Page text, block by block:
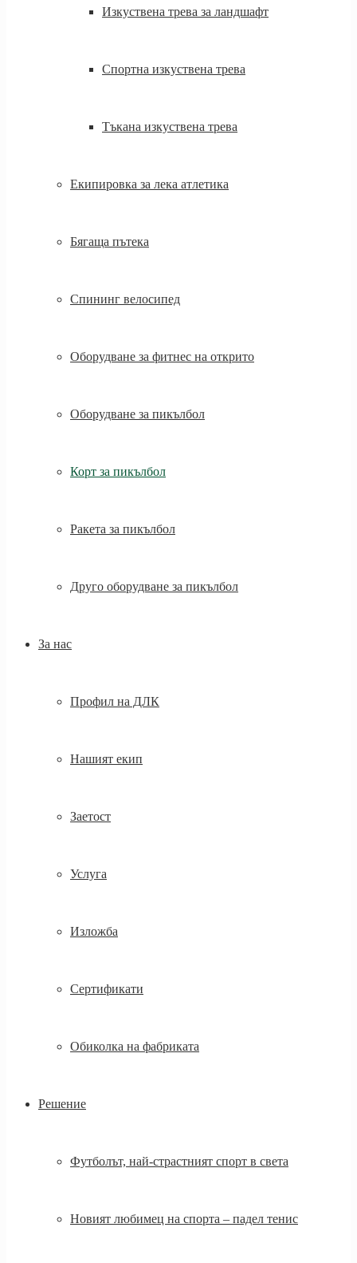
Изкуствена трева за ландшафт
Спортна изкуствена трева
Тъкана изкуствена трева
Екипировка за лека атлетика
Бягаща пътека
Спининг велосипед
Оборудване за фитнес на открито
Оборудване за пикълбол
Корт за пикълбол
Ракета за пикълбол
Друго оборудване за пикълбол
За нас
Профил на ДЛК
Нашият екип
Заетост
Услуга
Изложба
Сертификати
Обиколка на фабриката
Решение
Футболът, най-страстният спорт в света
Новият любимец на спорта – падел тенис